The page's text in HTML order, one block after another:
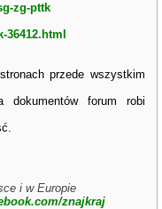
zg-pttk
przede wszystkim
forum robi
i w Europie
znajkraj